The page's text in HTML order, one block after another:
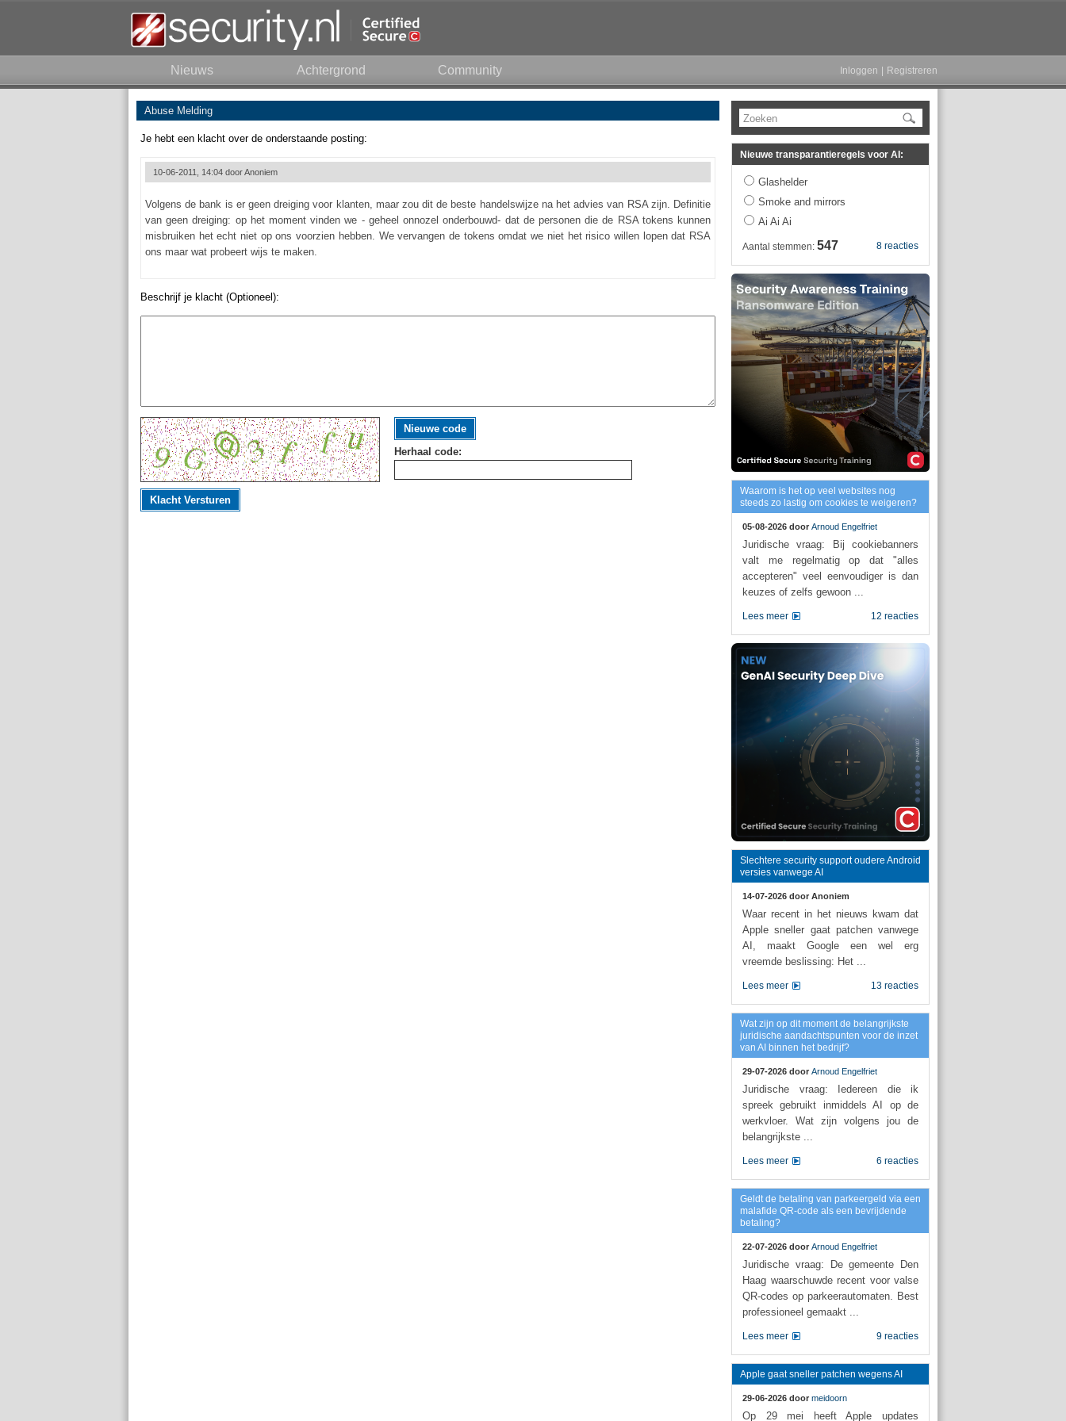
Nieuws Achtergrond Community Inloggen Registreren
Abuse Melding
Je hebt een klacht over de onderstaande posting:
10-06-2011, 14:04 doorAnoniem
Volgens de bank is er geen dreiging voor klanten, maar zou dit de beste handelswijze na het advies van RSA zijn. Definitie
van geen dreiging: op het moment vinden we - geheel onnozel onderbouwd- dat de personen die de RSA tokens kunnen
misbruiken het echt niet op ons voorzien hebben. We vervangen de tokens omdat we niet het risico willen lopen dat RSA
ons maar wat probeert wijs te maken.
Beschrijf je klacht (Optioneel):
Nieuwe code
Herhaal code:
Klacht Versturen
Zoeken
Nieuwe transparantieregels voor AI:
Glashelder
Smoke and mirrors
Ai Ai Ai
8 reacties
Aantal stemmen: 547
Waarom is het op veel websites nog
steeds zo lastig om cookies te weigeren?
05-08-2026 door Arnoud Engelfriet
Juridische vraag: Bij cookiebanners
valt me regelmatig op dat "alles
accepteren" veel eenvoudiger is dan
keuzes of zelfs gewoon ...
12 reacties
Lees meer
Slechtere security support oudere Android
versies vanwege AI
14-07-2026 door Anoniem
Waar recent in het nieuws kwam dat
Apple sneller gaat patchen vanwege
AI, maakt Google een wel erg
vreemde beslissing: Het ...
13 reacties
Lees meer
Wat zijn op dit moment de belangrijkste
juridische aandachtspunten voor de inzet
van AI binnen het bedrijf?
29-07-2026 door Arnoud Engelfriet
Juridische vraag: Iedereen die ik
spreek gebruikt inmiddels AI op de
werkvloer. Wat zijn volgens jou de
belangrijkste ...
6 reacties
Lees meer
Geldt de betaling van parkeergeld via een
malafide QR-code als een bevrijdende
betaling?
22-07-2026 door Arnoud Engelfriet
Juridische vraag: De gemeente Den
Haag waarschuwde recent voor valse
QR-codes op parkeerautomaten. Best
professioneel gemaakt ...
9 reacties
Lees meer
Apple gaat sneller patchen wegens AI
29-06-2026 door meidoorn
Op 29 mei heeft Apple updates